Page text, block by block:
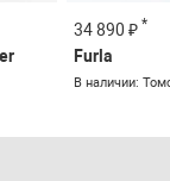
34 890 ₽ *
Furla
В наличии: